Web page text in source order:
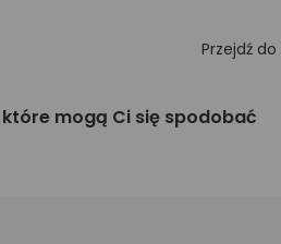
Przejdź do
mogą Ci się spodobać